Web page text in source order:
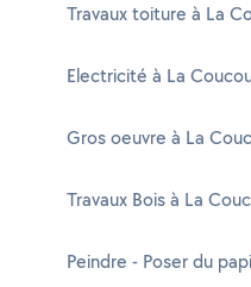
Travaux toiture à La
Electricité à La
Gros oeuvre à La
Travaux Bois à La
Peindre - Poser du